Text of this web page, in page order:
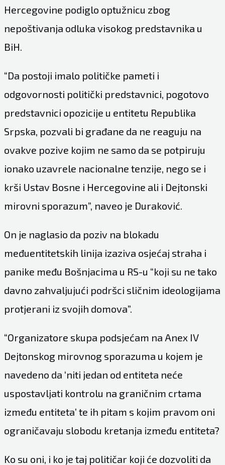
Hercegovine podiglo optužnicu zbog
nepoštivanja odluka visokog predstavnika u
BiH.
“Da postoji imalo političke pameti i
odgovornosti politički predstavnici, pogotovo
predstavnici opozicije u entitetu Republika
Srpska, pozvali bi građane da ne reaguju na
ovakve pozive kojim ne samo da se potpiruju
ionako uzavrele nacionalne tenzije, nego se i
krši Ustav Bosne i Hercegovine ali i Dejtonski
mirovni sporazum”, naveo je Duraković.
On je naglasio da poziv na blokadu
međuentitetskih linija izaziva osjećaj straha i
panike među Bošnjacima u RS-u “koji su ne tako
davno zahvaljujući podršci sličnim ideologijama
protjerani iz svojih domova”.
“Organizatore skupa podsjećam na Anex IV
Dejtonskog mirovnog sporazuma u kojem je
navedeno da ‘niti jedan od entiteta neće
uspostavljati kontrolu na graničnim crtama
između entiteta’ te ih pitam s kojim pravom oni
ograničavaju slobodu kretanja između entiteta?
Ko su oni, i ko je taj političar koji će dozvoliti da